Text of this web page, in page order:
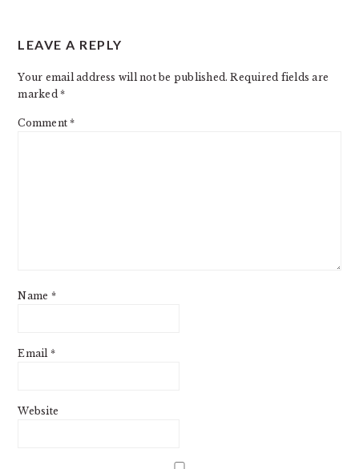
INTERACTIONS
LEAVE A REPLY
Your email address will not be published. Required fields are
marked*
Comment*
Name *
Email *
Website